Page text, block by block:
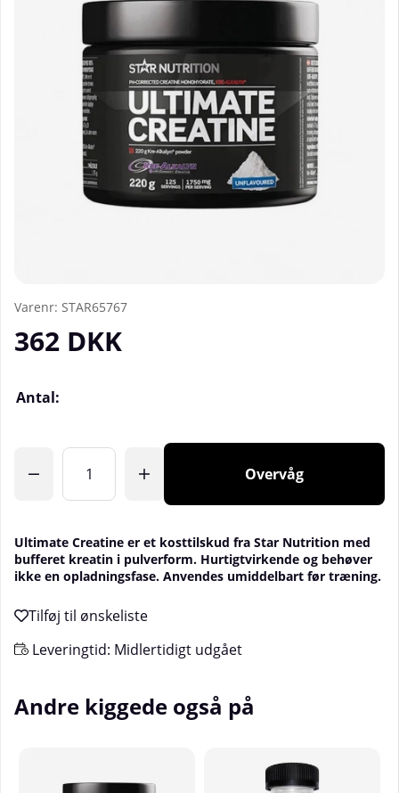
Varenr: STAR65767
362 DKK
Antal:
Overvåg
Ultimate Creatine er et kosttilskud fra Star Nutrition med
bufferet kreatin i pulverform. Hurtigtvirkende og behøver
ikke en opladningsfase. Anvendes umiddelbart før træning.
Leveringtid: Midlertidigt udgået
Andre kiggede også på